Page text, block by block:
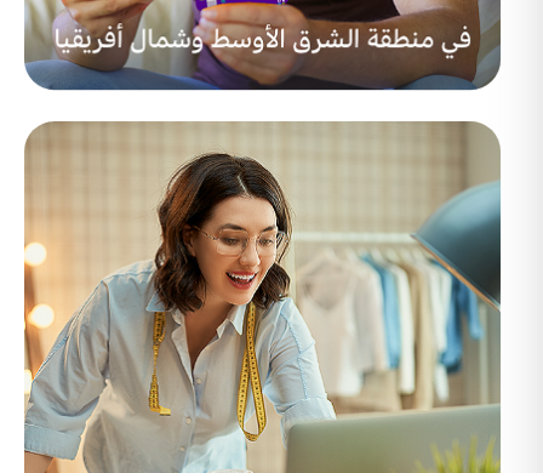
Safe
تعامل مع البيانات الحسّاسة بأأمن طريقة ممكنة وفي
نفس الوقت تحسين كل الخدمات في شبكة المدفوعات.
Protect
ابني شبكة مدفوعات محميّة بالكامل وسهلة الاستخدام والتي
ستضمن لك سلامة جميع عمليات الدفع التي تتم على الشبكة.